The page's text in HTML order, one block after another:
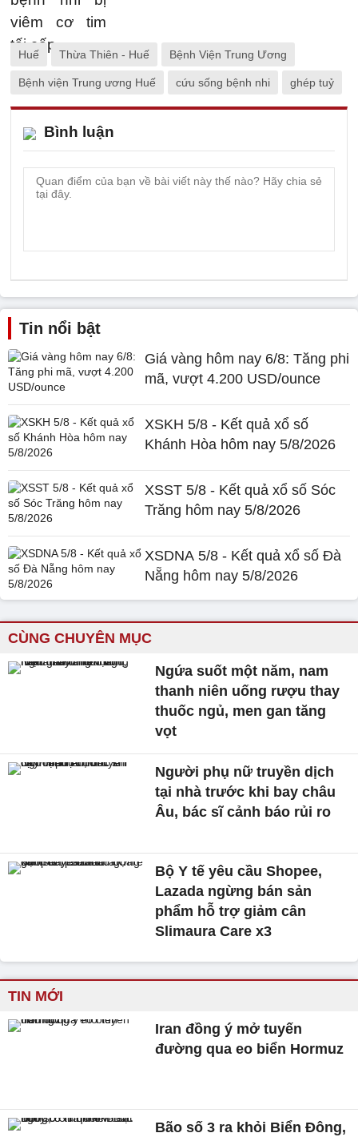
Huế Thừa Thiên - Huế Bệnh Viện Trung Ương
Bệnh viện Trung ương Huế cứu sống bệnh nhi ghép tuỷ
Bình luận
Tin nổi bật
Giá vàng hôm nay 6/8: Tăng phi
mã, vượt 4.200 USD/ounce
XSKH 5/8 - Kết quả xổ số
Khánh Hòa hôm nay 5/8/2026
XSST 5/8 - Kết quả xổ số Sóc
Trăng hôm nay 5/8/2026
XSDNA 5/8 - Kết quả xổ số Đà
Nẵng hôm nay 5/8/2026
CÙNG CHUYÊN MỤC
Ngứa suốt một năm, nam
thanh niên uống rượu thay
thuốc ngủ, men gan tăng
vọt
Người phụ nữ truyền dịch
tại nhà trước khi bay châu
Âu, bác sĩ cảnh báo rủi ro
Bộ Y tế yêu cầu Shopee,
Lazada ngừng bán sản
phẩm hỗ trợ giảm cân
Slimaura Care x3
TIN MỚI
Iran đồng ý mở tuyến
đường qua eo biển Hormuz
Bão số 3 ra khỏi Biển Đông,